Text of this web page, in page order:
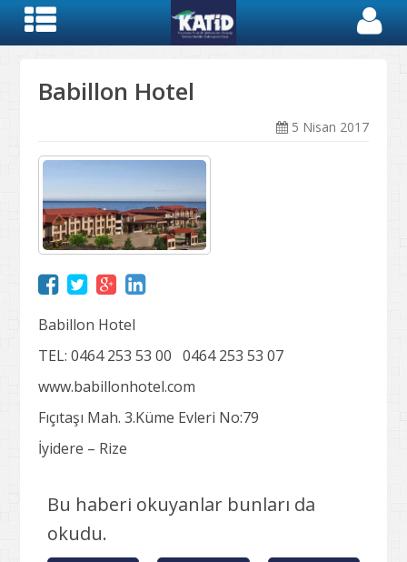
Babillon Hotel
5 Nisan 2017
Babillon Hotel
TEL: 0464 253 53 00 0464 253 53 07
www.babillonhotel.com
Fıçıtaşı Mah. 3.Küme Evleri No:79
İyidere – Rize
Bu haberi okuyanlar bunları da
okudu.